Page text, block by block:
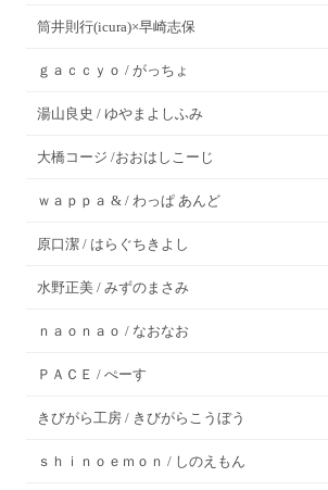
筒井則行(icura)×早崎志保
ｇａｃｃｙｏ / がっちょ
湯山良史 / ゆやまよしふみ
大橋コージ /おおはしこーじ
ｗａｐｐａ & / わっぱ あんど
原口潔 / はらぐちきよし
水野正美 / みずのまさみ
ｎａｏｎａｏ / なおなお
ＰＡＣＥ / ぺーす
きびがら工房 / きびがらこうぼう
ｓｈｉｎｏｅｍｏｎ / しのえもん